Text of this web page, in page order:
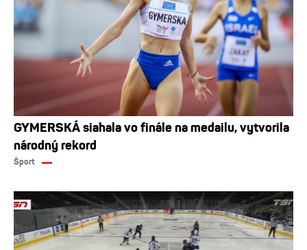
GYMERSKÁ siahala vo finále na medailu, vytvorila
národný rekord
Šport